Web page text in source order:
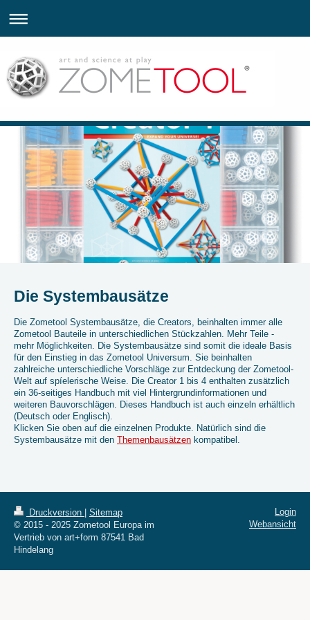
Die Systembausätze
Die Zometool Systembausätze, die Creators, beinhalten immer alle
Zometool Bauteile in unterschiedlichen Stückzahlen. Mehr Teile -
mehr Möglichkeiten. Die Systembausätze sind somit die ideale Basis
für den Einstieg in das Zometool Universum. Sie beinhalten
zahlreiche unterschiedliche Vorschläge zur Entdeckung der Zometool-
Welt auf spíelerische Weise. Die Creator 1 bis 4 enthalten zusätzlich
ein 36-seitiges Handbuch mit viel Hintergrundinformationen und
weiteren Bauvorschlägen. Dieses Handbuch ist auch einzeln erhältlich
(Deutsch oder Englisch).
Klicken Sie oben auf die einzelnen Produkte. Natürlich sind die
Systembausätze mit den Themenbausätzen kompatibel.
Druckversion
Sitemap
© 2015 - 2025 Zometool Europa im
Vertrieb von art+form 87541 Bad
Hindelang
Login
Webansicht